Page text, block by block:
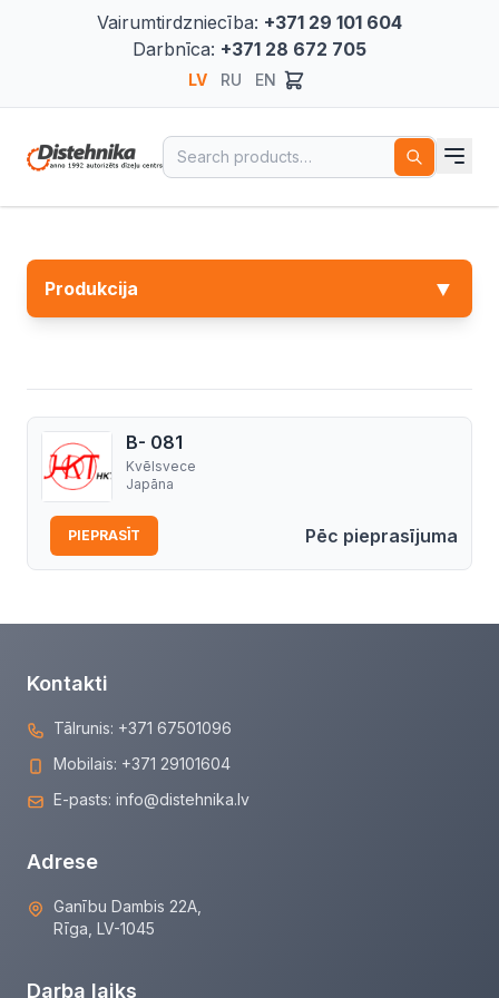
Vairumtirdzniecība: +371 29 101 604
Darbnīca: +371 28 672 705
LV RU EN
Search for:
Produkcija ▼
B- 081
Kvēlsvece
Japāna
Pēc pieprasījuma
PIEPRASĪT
Kontakti
Tālrunis: +371 67501096
Mobilais: +371 29101604
E-pasts: info@distehnika.lv
Adrese
Ganību Dambis 22A,
Rīga, LV-1045
Darba laiks